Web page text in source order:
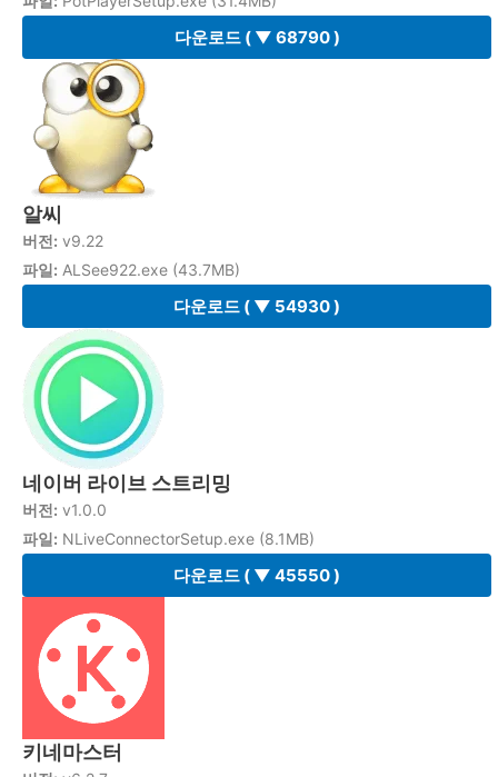
다운로드( ▼ 68790 )
알씨
버전: v9.22
파일: ALSee922.exe (43.7MB)
다운로드 ( ▼ 54930 )
네이버 라이브 스트리밍
버전: v1.0.0
파일: NLiveConnectorSetup.exe (8.1MB)
다운로드 ( ▼ 45550 )
키네마스터